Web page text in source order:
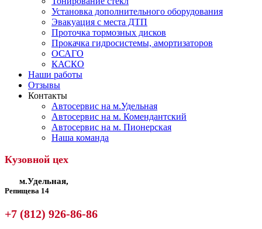
Установка дополнительного оборудования
Эвакуация с места ДТП
Проточка тормозных дисков
Прокачка гидросистемы, амортизаторов
ОСАГО
КАСКО
Наши работы
Отзывы
Контакты
Автосервис на м.Удельная
Автосервис на м. Комендантский
Автосервис на м. Пионерская
Наша команда
Кузовной цех
м.Удельная,
Репищева 14
+7 (812) 926-86-86